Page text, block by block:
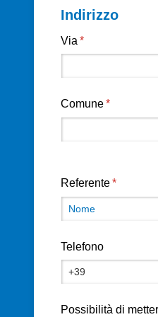
Indirizzo
Via *
(richiesto)
Comune *
(richiesto)
Referente *
(richiesto)
Telefono
Possibilità di